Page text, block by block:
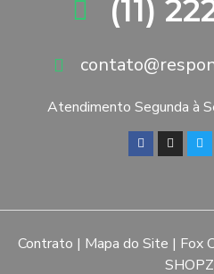
(11)
Atendimento Segunda à
Contrato | Mapa do Site | Fox